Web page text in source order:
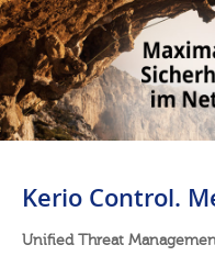
Kerio Control.
Unified Threat